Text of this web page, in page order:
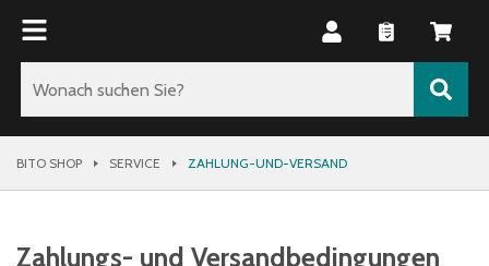
BITO SHOP SERVICE ZAHLUNG-UND-VERSAND
Zahlungs- und Versandbedingungen